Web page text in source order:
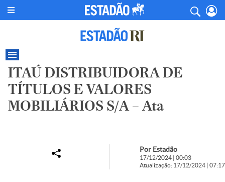
ITAÚ DISTRIBUIDORA DE
TÍTULOS E VALORES
MOBILIÁRIOS S/A – Ata
Por Estadão
17/12/2024 | 00:03
Atualização: 17/12/2024 | 07:17